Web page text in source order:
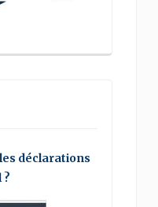
déclarations
?